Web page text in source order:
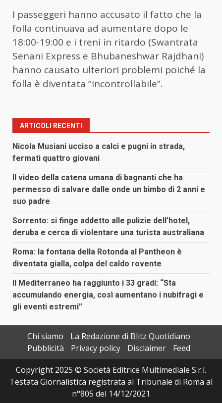
I passeggeri hanno accusato il fatto che la
folla continuava ad aumentare dopo le
18:00-19:00 e i treni in ritardo (Swantrata
Senani Express e Bhubaneshwar Rajdhani)
hanno causato ulteriori problemi poiché la
folla è diventata “incontrollabile”.
ARTICOLI RECENTI
Nicola Musiani ucciso a calci e pugni in strada,
fermati quattro giovani
Il video della catena umana di bagnanti che ha
permesso di salvare dalle onde un bimbo di 2 anni e
suo padre
Sorrento: si finge addetto alle pulizie dell’hotel,
deruba e cerca di violentare una turista australiana
Roma: la fontana della Rotonda al Pantheon è
diventata gialla, colpa del caldo rovente
Il Mediterraneo ha raggiunto i 33 gradi: “Sta
accumulando energia, così aumentano i nubifragi e
gli eventi estremi”
Chi siamo
La Redazione di Blitz Quotidiano
Pubblicità
Privacy policy Disclaimer
Feed
Copyright 2025 © Società Editrice Multimediale S.r.l.
Testata Giornalistica registrata al Tribunale di Roma al
n°805 del 14/12/2021